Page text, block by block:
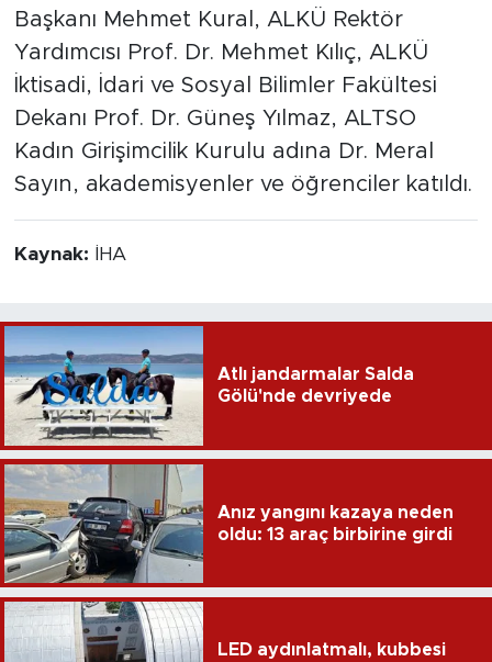
Başkanı Mehmet Kural, ALKÜ Rektör
Yardımcısı Prof. Dr. Mehmet Kılıç, ALKÜ
İktisadi, İdari ve Sosyal Bilimler Fakültesi
Dekanı Prof. Dr. Güneş Yılmaz, ALTSO
Kadın Girişimcilik Kurulu adına Dr. Meral
Sayın, akademisyenler ve öğrenciler katıldı.
Kaynak: İHA
Atlı jandarmalar Salda
Gölü'nde devriyede
Anız yangını kazaya neden
oldu: 13 araç birbirine girdi
LED aydınlatmalı, kubbesi